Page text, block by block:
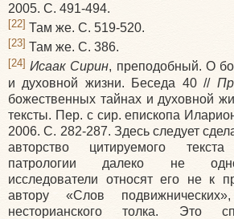
2005. С. 491-494.
[22] Там же. С. 519-520.
[23] Там же. С. 386.
[24] Исаак Сирин, преподобный. О
и духовной жизни. Беседа 40 //
божественных тайнах и духовной
тексты. Пер. с сир. епископа
2006. С. 282-287. Здесь следует
авторство цитируемого
патрологии далеко не
исследователи относят его не к
автору «Слов
несторианского толка. Это